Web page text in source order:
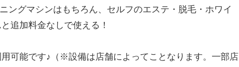
ングマシンはもちろん、セルフのエステ・脱毛・ホワイ
追加料金なしで使える！
可能です♪（※設備は店舗によってことなります。一部店